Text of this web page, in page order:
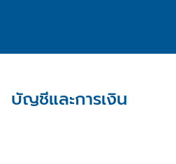
บัญชีและการเงิน